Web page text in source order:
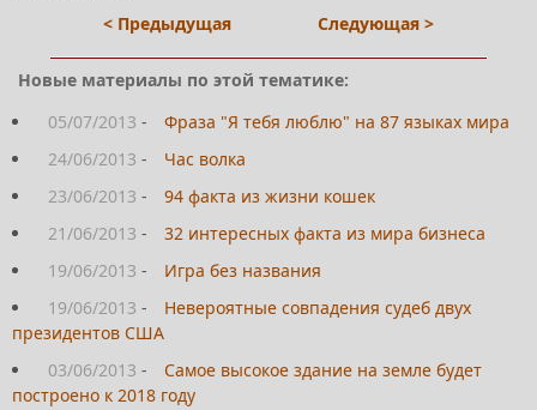
< Предыдущая
Следующая >
Новые материалы по этой тематике:
05/07/2013 -
Фраза "Я тебя люблю" на 87 языках мира
24/06/2013 -
Час волка
23/06/2013 -
94 факта из жизни кошек
21/06/2013 -
32 интересных факта из мира бизнеса
19/06/2013 -
Игра без названия
19/06/2013 -
Невероятные совпадения судеб двух
президентов США
03/06/2013 -
Самое высокое здание на земле будет
построено к 2018 году